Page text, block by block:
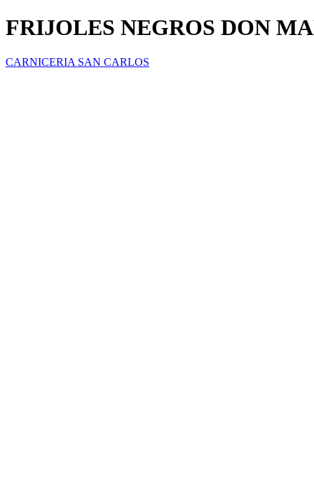
FRIJOLES NEGROS DON
CARNICERIA SAN CARLOS